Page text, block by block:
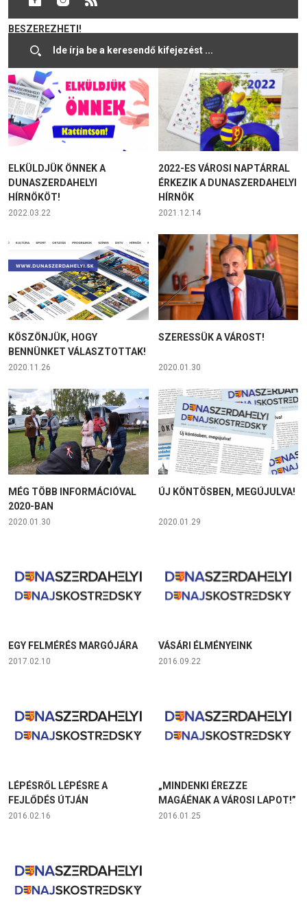
BESZEREZHETI!
2026.01.13 2022.12.15
ELKÜLDJÜK ÖNNEK A
DUNASZERDAHELYI
HÍRNÖKÖT!
2022.03.22
2022-ES VÁROSI NAPTÁRRAL
ÉRKEZIK A DUNASZERDAHELYI
HÍRNÖK
2021.12.14
KÖSZÖNJÜK, HOGY
BENNÜNKET VÁLASZTOTTAK!
2020.11.26
SZERESSÜK A VÁROST!
2020.01.30
MÉG TÖBB INFORMÁCIÓVAL
2020-BAN
2020.01.30
ÚJ KÖNTÖSBEN, MEGÚJULVA!
2020.01.29
EGY FELMÉRÉS MARGÓJÁRA
2017.02.10
VÁSÁRI ÉLMÉNYEINK
2016.09.22
LÉPÉSRŐL LÉPÉSRE A
FEJLŐDÉS ÚTJÁN
2016.02.16
„MINDENKI ÉREZZE
MAGÁÉNAK A VÁROSI LAPOT!”
2016.01.25